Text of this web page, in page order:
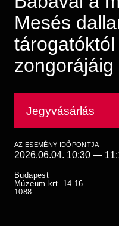
Régészet
Tagintézmények
Felnőttképzés
Közérdekű adatok
Képcsarnok
Történeti Fényképtár
Éremtár
Adattár
Mesés
zongorájáig
Jegyvásárlás
AZ ESEMÉNY IDŐPONTJA
2026.06.04. 10:30 —
Budapest
Múzeum krt. 14-16.
1088